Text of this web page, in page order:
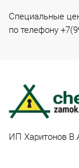
Специальные
по телефону
ИП Харитонов